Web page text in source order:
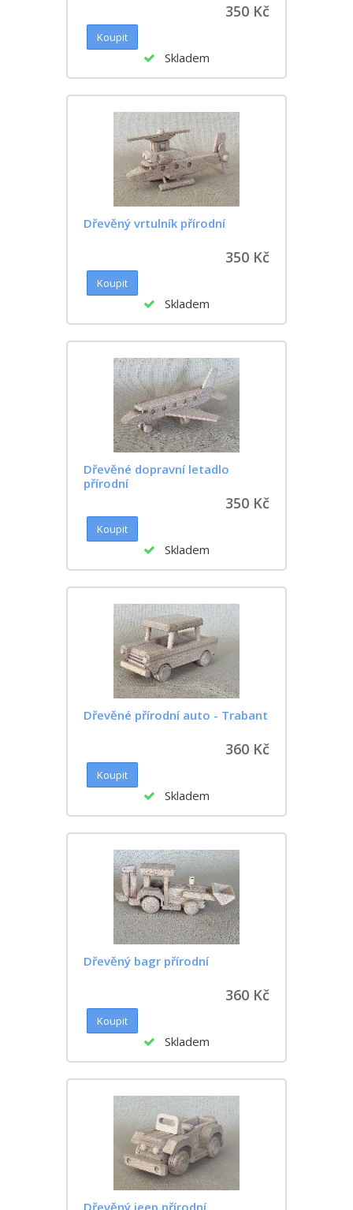
350 Kč
Skladem
Dřevěný vrtulník přírodní
350 Kč
Skladem
Dřevěné dopravní letadlo
přírodní
350 Kč
Skladem
Dřevěné přírodní auto - Trabant
360 Kč
Skladem
Dřevěný bagr přírodní
360 Kč
Skladem
Dřevěný jeep přírodní